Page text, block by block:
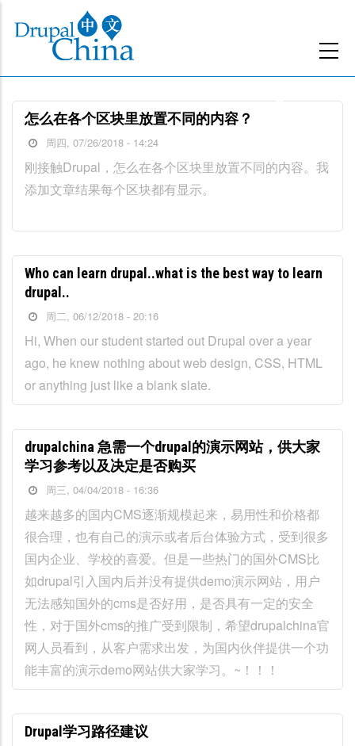
主
要
怎么在各个区块里放置不同的内容？
周四, 07/26/2018 - 14:24
刚接触Drupal，怎么在各个区块里放置不同的内容。我
添加文章结果每个区块都有显示。
Who can learn drupal..what is the best way to learn
drupal..
周二, 06/12/2018 - 20:16
Hi, When our student started out Drupal over a year
ago, he knew nothing about web design, CSS, HTML
or anything just like a blank slate.
drupalchina 急需一个drupal的演示网站，供大家
学习参考以及决定是否购买
周三, 04/04/2018 - 16:36
越来越多的国内CMS逐渐规模起来，易用性和价格都
很合理，也有自己的演示或者后台体验方式，受到很多
国内企业、学校的喜爱。但是一些热门的国外CMS比
如drupal引入国内后并没有提供demo演示网站，用户
无法感知国外的cms是否好用，是否具有一定的安全
性，对于国外cms的推广受到限制，希望drupalchina官
网人员看到，从客户需求出发，为国内伙伴提供一个功
能丰富的演示demo网站供大家学习。~！！！
Drupal学习路径建议